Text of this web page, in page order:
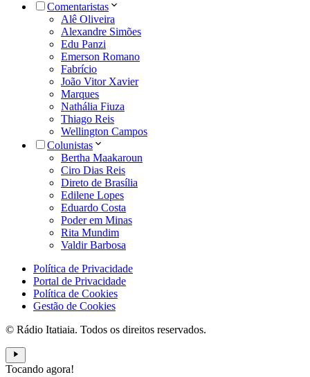
Comentaristas
Alê Oliveira
Alexandre Simões
Edu Panzi
Emerson Romano
Fabrício
João Vitor Xavier
Marques
Nathália Fiuza
Thiago Reis
Wellington Campos
Colunistas
Bertha Maakaroun
Ciro Dias Reis
Direto de Brasília
Edilene Lopes
Eduardo Costa
Poder em Minas
Rita Mundim
Valdir Barbosa
Política de Privacidade
Portal de Privacidade
Política de Cookies
Gestão de Cookies
© Rádio Itatiaia. Todos os direitos reservados.
Tocando agora!